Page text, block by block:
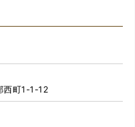
西町1-1-12